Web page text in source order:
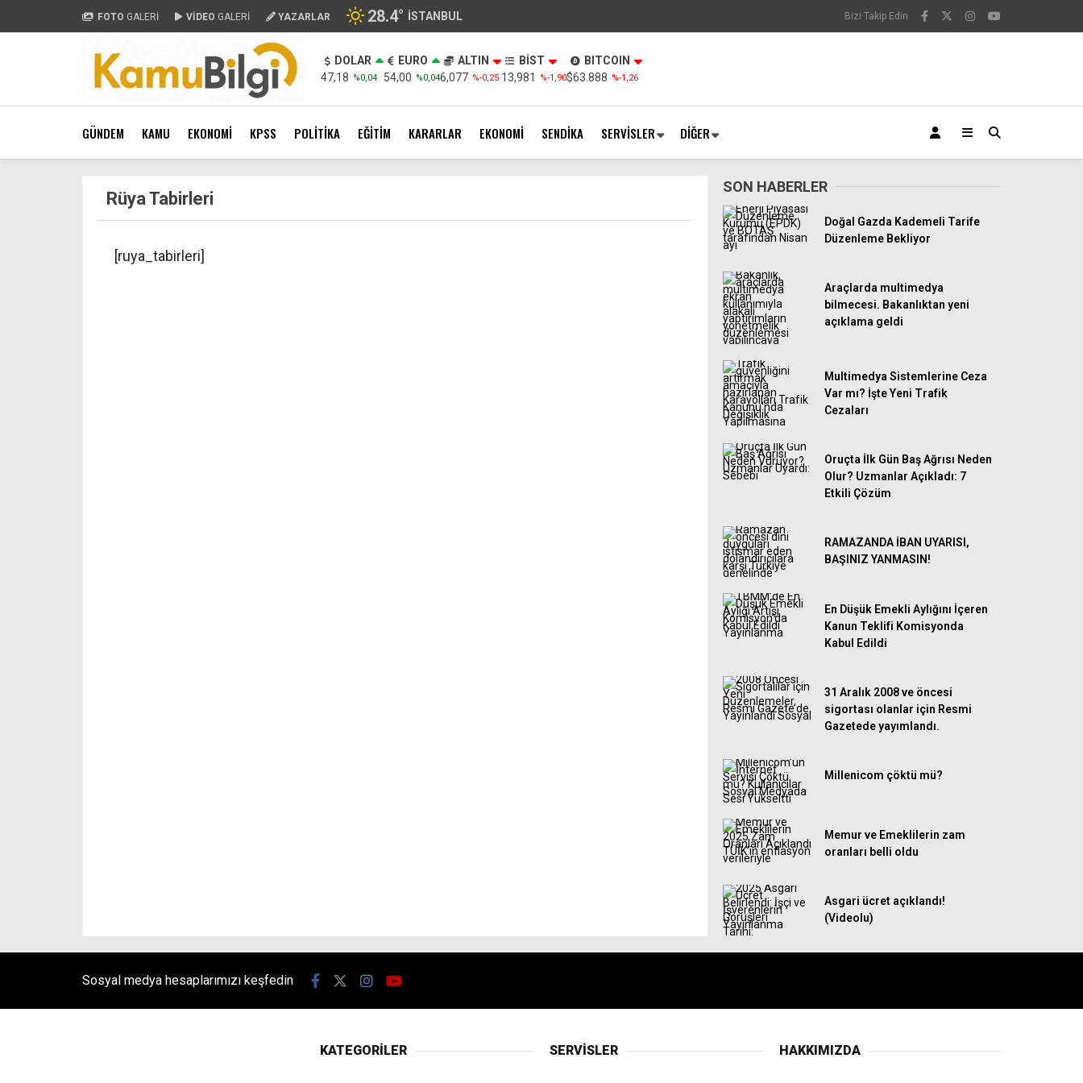
FOTO GALERİ VİDEO GALERİ YAZARLAR 28.4° İSTANBUL Bizi Takip Edin
DOLAR
47,18 %0,04
EURO
54,00 %0,04
ALTIN
6,077 %-0,25
BİST
13,981
%-1,90
BITCOIN
$63.888 %-1,26
GÜNDEM KAMU EKONOMİ KPSS POLİTİKA EĞİTİM KARARLAR EKONOMİ SENDİKA SERVİSLER DİĞER
Rüya Tabirleri
[ruya_tabirleri]
SON HABERLER
Doğal Gazda Kademeli Tarife
Düzenleme Bekliyor
Araçlarda multimedya
bilmecesi. Bakanlıktan yeni
açıklama geldi
Multimedya Sistemlerine Ceza
Var mı? İşte Yeni Trafik
Cezaları
Oruçta İlk Gün Baş Ağrısı Neden
Olur? Uzmanlar Açıkladı: 7
Etkili Çözüm
RAMAZANDA İBAN UYARISI,
BAŞINIZ YANMASIN!
En Düşük Emekli Aylığını İçeren
Kanun Teklifi Komisyonda
Kabul Edildi
31 Aralık 2008 ve öncesi
sigortası olanlar için Resmi
Gazetede yayımlandı.
Millenicom çöktü mü?
Memur ve Emeklilerin zam
oranları belli oldu
Asgari ücret açıklandı!
(Videolu)
Sosyal medya hesaplarımızı keşfedin
KATEGORİLER SERVİSLER HAKKIMIZDA